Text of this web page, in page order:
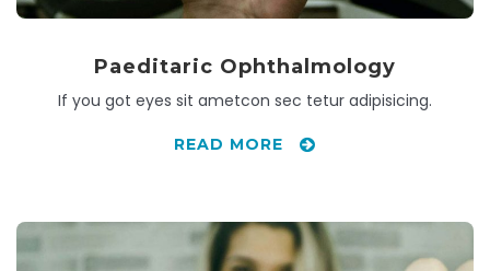
Paeditaric Ophthalmology
If you got eyes sit ametcon sec tetur adipisicing.
READ MORE